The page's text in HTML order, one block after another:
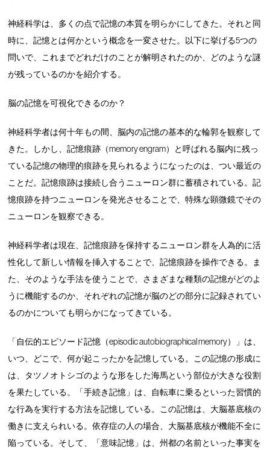
神経科学は、多くの点で記憶の本質を明らかにしてきた。それと同
時に、記憶とは何かという概念を一変させた。以下に挙げる5つの
問いで、これまでどれだけのことが解明されたのか、どのような謎
が残っているのかを紹介する。
脳の記憶を可視化できるのか？
神経科学者は何十年もの間、脳内の記憶の基本的な輪郭を観察して
きた。しかし、記憶痕跡（memory engram）と呼ばれる脳内に残っ
ている記憶の物理的痕跡を見られるようになったのは、つい最近の
ことだ。記憶痕跡は接続し合うニューロン群に蓄積されている。記
憶痕跡を持つニューロンを発光させることで、特殊な顕微鏡でその
ニューロンを観察できる。
神経科学者は現在、記憶痕跡を保持するニューロン群を人為的に活
性化して新しい情報を挿入することで、記憶痕跡を操作できる。ま
た、そのような手法を使うことで、さまざまな種類の記憶がどのよ
うに機能するのか、それぞれの記憶が脳のどの部分に記録されてい
るのかについても明らかになってきている。
「自伝的エピソード記憶（episodic autobiographical memory）」は、
いつ、どこで、何が起こったかを記憶している。この記憶の形成に
は、タツノオトシゴのような形をした海馬という部位が大きな役割
を果たしている。「手続き記憶」は、自転車に乗るといった習慣的
な行為を実行する方法を記憶している。この記憶は、大脳基底核の
働きに支えられいる。依存症の人の場合、大脳基底核が機能不全に
陥っている。そして、「意味記憶」は、州都の名前といった事実を